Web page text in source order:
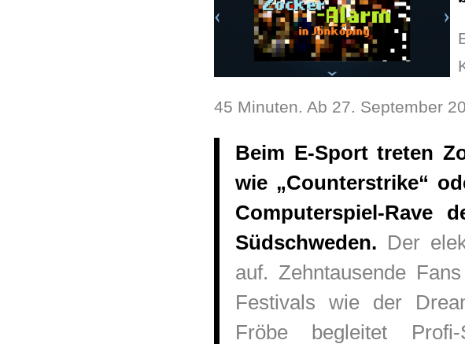
45 Minuten. Ab 27. September
Beim E-Sport treten
wie „Counterstrike“
Computerspiel-Rave
Südschweden. Der
auf. Zehntausende
Festivals wie der
Fröbe begleitet